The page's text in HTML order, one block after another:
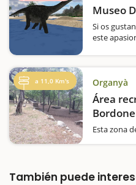
Museo
Si os
este
Dinosfera,
millones de…
a 11,0 Km's Organyà
Área
Esta zona
zona de
También puede